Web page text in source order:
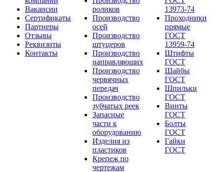
Вакансии
Сертификаты
Партнеры
Отзывы
Реквизиты
Контакты
роликов
Производство
осей
Производство
штуцеров
Производство
направляющих
Производство
червячных
передач
Производство
зубчатых реек
Запасные
части к
оборудованию
Изделия из
пластиков
Крепеж по
чертежам
13973-74
Проходники
прямые
ГОСТ
13959-74
Штифты
ГОСТ
Шайбы
ГОСТ
Шпильки
ГОСТ
Винты
ГОСТ
Болты
ГОСТ
Гайки
ГОСТ